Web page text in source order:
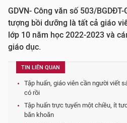
GDVN- Công văn số 503/
tượng bồi dưỡng là tất cả giáo
lớp 10 năm học 2022-2023 và
giáo dục.
TIN LIÊN QUAN
Tập huấn, giáo viên cần người viết
có rồi
Tập huấn trực tuyến một chiều, ít
băn khoăn